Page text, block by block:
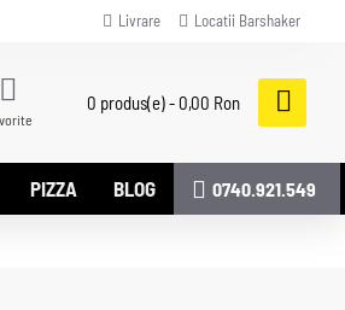
Livrare Locatii Barshaker
0 produs(e) - 0,00 Ron
PIZZA BLOG 0740.921.549